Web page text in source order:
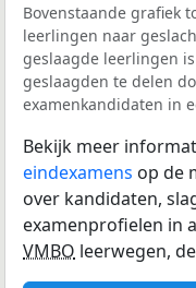
Bovenstaande grafiek
leerlingen naar
geslaagde leerlingen
geslaagden te delen
examenkandidaten in
Bekijk meer
eindexamens op de
over kandidaten,
examenprofielen in
VMBO leerwegen, de